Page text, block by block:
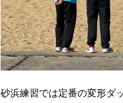
砂浜練習では定番の変形ダ